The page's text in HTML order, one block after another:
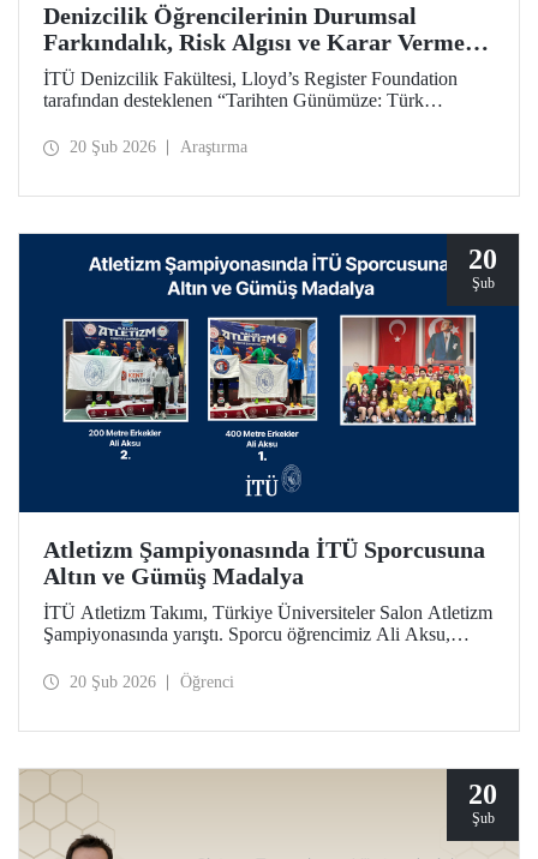
Denizcilik Öğrencilerinin Durumsal
Farkındalık, Risk Algısı ve Karar Verme
Yetkinliklerini Geliştirmeyi Amaçlayan
Projeye Hibe Desteği
İTÜ Denizcilik Fakültesi, Lloyd’s Register Foundation
tarafından desteklenen “Tarihten Günümüze: Türk
Archives to Action: Recreating Turkish Straits Navigation
20 Şub 2026 Araştırma
20
Şub
Atletizm Şampiyonasında İTÜ Sporcusuna
Altın ve Gümüş Madalya
İTÜ Atletizm Takımı, Türkiye Üniversiteler Salon Atletizm
Şampiyonasında yarıştı. Sporcu öğrencimiz Ali Aksu,
200 metrede gümüş madalyanın sahibi oldu.
20 Şub 2026 Öğrenci
20
Şub